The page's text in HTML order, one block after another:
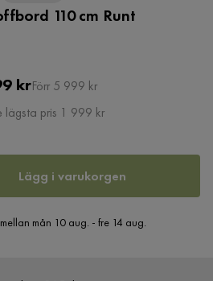
110 cm Runt
Pris
krOriginal
Pris
Förr 5 999 kr
lägsta pris 1 999 kr
Lägg i varukorgen
mån 10 aug. - fre 14 aug.